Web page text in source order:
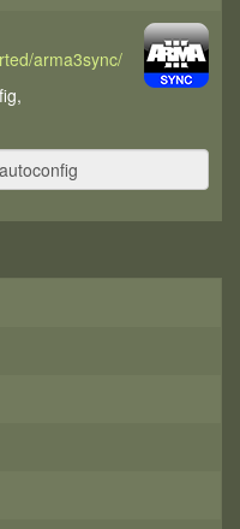
arma3sync/